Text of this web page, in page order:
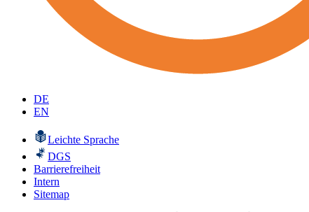
DE
EN
Leichte Sprache
DGS
Barrierefreiheit
Intern
Sitemap